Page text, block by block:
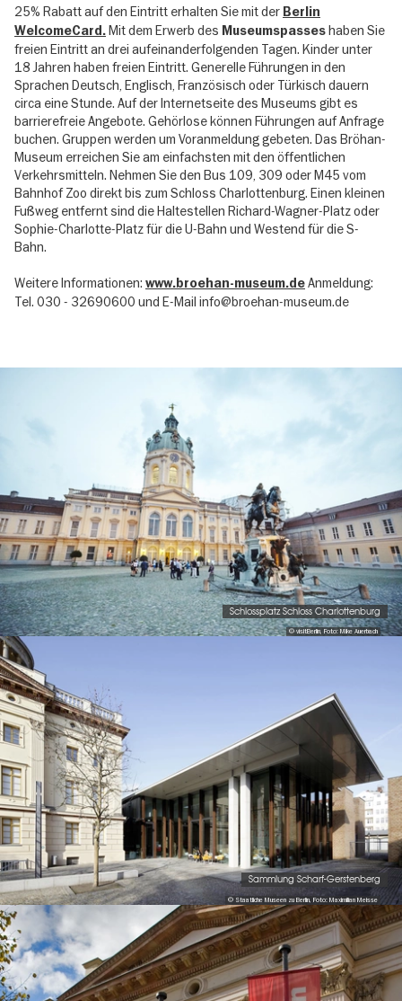
25% Rabatt auf den Eintritt erhalten Sie mit der Berlin
WelcomeCard. Mit dem Erwerb des Museumspasses haben Sie
freien Eintritt an drei aufeinanderfolgenden Tagen. Kinder unter
18 Jahren haben freien Eintritt. Generelle Führungen in den
Sprachen Deutsch, Englisch, Französisch oder Türkisch dauern
circa eine Stunde. Auf der Internetseite des Museums gibt es
barrierefreie Angebote. Gehörlose können Führungen auf Anfrage
buchen. Gruppen werden um Voranmeldung gebeten. Das Bröhan-
Museum erreichen Sie am einfachsten mit den öffentlichen
Verkehrsmitteln. Nehmen Sie den Bus 109, 309 oder M45 vom
Bahnhof Zoo direkt bis zum Schloss Charlottenburg. Einen kleinen
Fußweg entfernt sind die Haltestellen Richard-Wagner-Platz oder
Sophie-Charlotte-Platz für die U-Bahn und Westend für die S-
Bahn.
Weitere Informationen: www.broehan-museum.deAnmeldung:
Tel. 030 - 32690600 und E-Mail info@broehan-museum.de
© visitBerlin, Foto: Mike Auerbach
Schlossplatz Schloss Charlottenburg
© Staatliche Museen zu Berlin, Foto: Maximilian Meisse
Sammlung Scharf-Gerstenberg